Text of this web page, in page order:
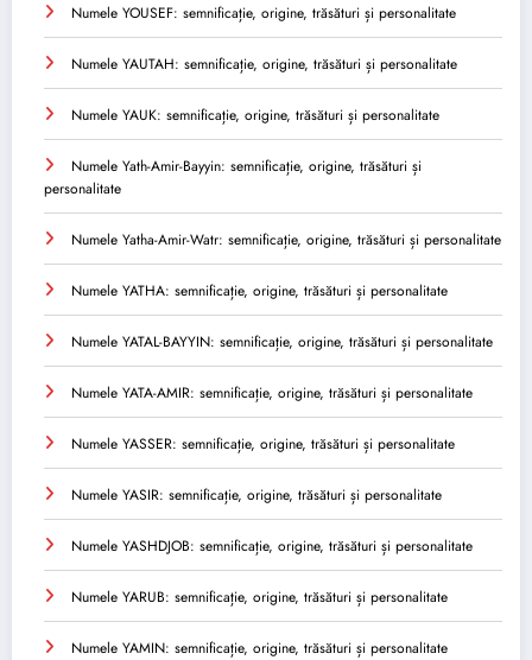
Numele YOUSEF: semnificație, origine, trăsături și personalitate
Numele YAUTAH: semnificație, origine, trăsături și personalitate
Numele YAUK: semnificație, origine, trăsături și personalitate
Numele Yath-Amir-Bayyin: semnificație, origine, trăsături și
personalitate
Numele Yatha-Amir-Watr: semnificație, origine, trăsături și personalitate
Numele YATHA: semnificație, origine, trăsături și personalitate
Numele YATAL-BAYYIN: semnificație, origine, trăsături și personalitate
Numele YATA-AMIR: semnificație, origine, trăsături și personalitate
Numele YASSER: semnificație, origine, trăsături și personalitate
Numele YASIR: semnificație, origine, trăsături și personalitate
Numele YASHDJOB: semnificație, origine, trăsături și personalitate
Numele YARUB: semnificație, origine, trăsături și personalitate
Numele YAMIN: semnificație, origine, trăsături și personalitate